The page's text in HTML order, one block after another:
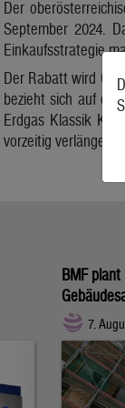
Der
September 2024.
Einkaufsstrategie
Der Rabatt wird
bezieht sich auf
Erdgas Klassik
vorzeitig verlängert.
BMF
7.